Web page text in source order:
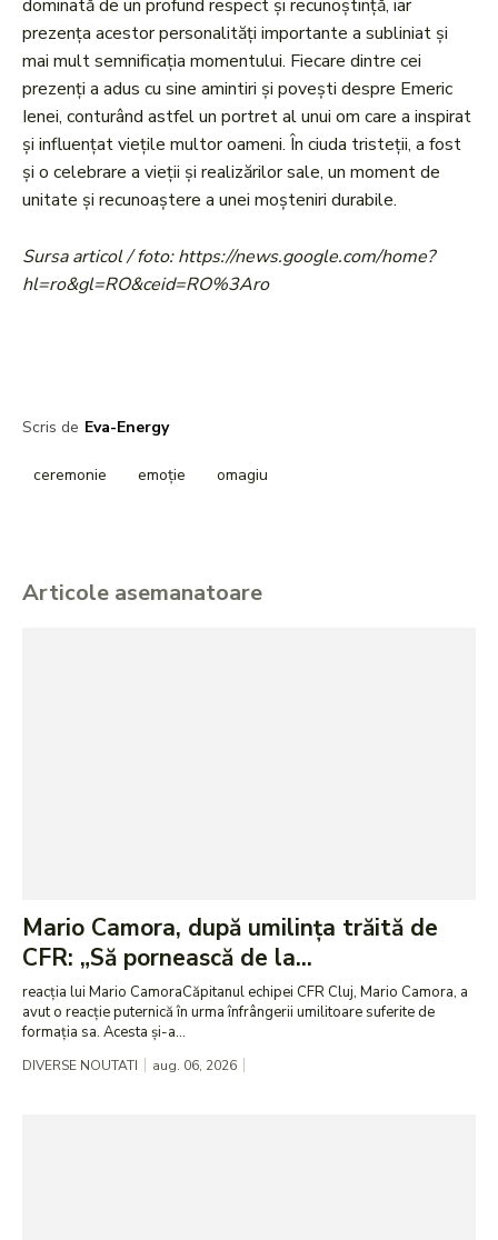
dominată de un profund respect și recunoștință, iar
prezența acestor personalități importante a subliniat și
mai mult semnificația momentului. Fiecare dintre cei
prezenți a adus cu sine amintiri și povești despre Emeric
Ienei, conturând astfel un portret al unui om care a inspirat
și influențat viețile multor oameni. În ciuda tristeții, a fost
și o celebrare a vieții și realizărilor sale, un moment de
unitate și recunoaștere a unei moșteniri durabile.
Sursa articol / foto: https://news.google.com/home?
hl=ro&gl=RO&ceid=RO%3Aro
Scris de Eva-Energy
ceremonie emoție omagiu
Articole asemanatoare
Mario Camora, după umilința trăită de
CFR: „Să pornească de la...
reacția lui Mario CamoraCăpitanul echipei CFR Cluj, Mario Camora, a
avut o reacție puternică în urma înfrângerii umilitoare suferite de
formația sa. Acesta și-a...
DIVERSE NOUTATI aug. 06, 2026